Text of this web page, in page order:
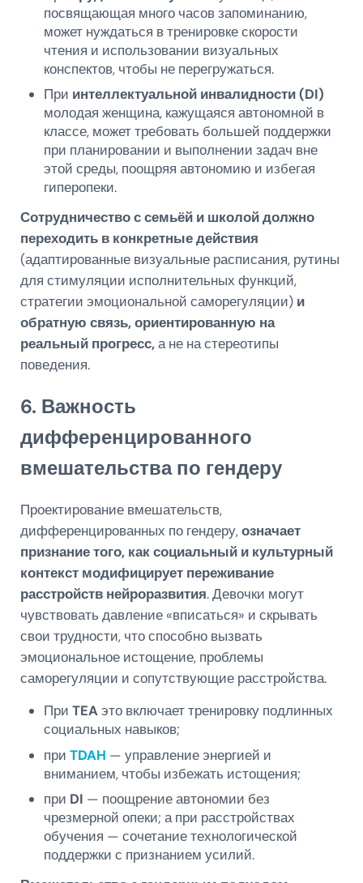
посвящающая много часов запоминанию,
может нуждаться в тренировке скорости
чтения и использовании визуальных
конспектов, чтобы не перегружаться.
При интеллектуальной инвалидности (DI)
молодая женщина, кажущаяся автономной в
классе, может требовать большей поддержки
при планировании и выполнении задач вне
этой среды, поощряя автономию и избегая
гиперопеки.
Сотрудничество с семьёй и школой должно
переходить в конкретные действия
(адаптированные визуальные расписания, рутины
для стимуляции исполнительных функций,
стратегии эмоциональной саморегуляции) и
обратную связь, ориентированную на
реальный прогресс,а не на стереотипы
поведения.
6. Важность
дифференцированного
вмешательства по гендеру
Проектирование вмешательств,
дифференцированных по гендеру,означает
признание того, как социальный и культурный
контекст модифицирует переживание
расстройств нейроразвития. Девочки могут
чувствовать давление «вписаться» и скрывать
свои трудности, что способно вызвать
эмоциональное истощение, проблемы
саморегуляции и сопутствующие расстройства.
ПриTEAэто включает тренировку подлинных
социальных навыков;
приTDAH — управление энергией и
вниманием, чтобы избежать истощения;
при DI — поощрение автономии без
чрезмерной опеки; а при расстройствах
обучения — сочетание технологической
поддержки с признанием усилий.